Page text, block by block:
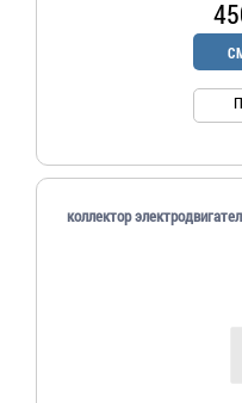
коллектор